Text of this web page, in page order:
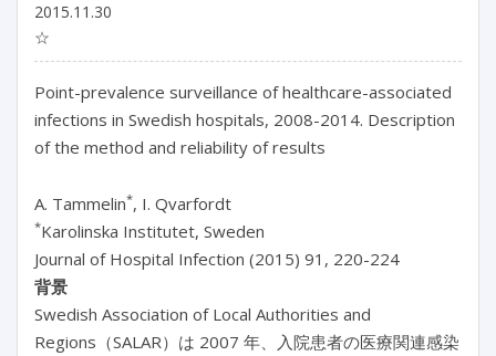
2015.11.30
☆
Point-prevalence surveillance of healthcare-associated
infections in Swedish hospitals, 2008-2014. Description
of the method and reliability of results
A. Tammelin*, I. Qvarfordt
*Karolinska Institutet, Sweden
Journal of Hospital Infection (2015) 91, 220-224
背景
Swedish Association of Local Authorities and
Regions（SALAR）は 2007 年、入院患者の医療関連感染